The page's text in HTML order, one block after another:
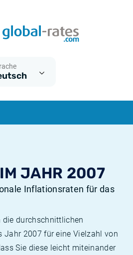
JAHR 2007
Inflationsraten für das
die durchschnittlichen
Jahr 2007 für eine Vielzahl von
Sie diese leicht miteinander